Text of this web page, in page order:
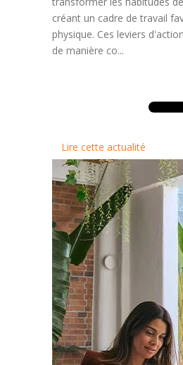
créant un cadre de travail
physique. Ces leviers
de manière co...
Lire cette actualité